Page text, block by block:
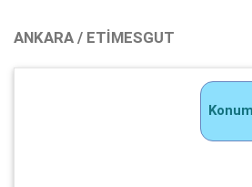
ANKARA / ETIMESGUT